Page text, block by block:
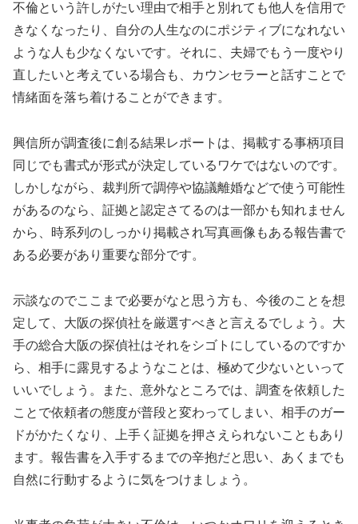
不倫という許しがたい理由で相手と別れても他人を信用で
きなくなったり、自分の人生なのにポジティブになれない
ような人も少なくないです。それに、夫婦でもう一度やり
直したいと考えている場合も、カウンセラーと話すことで
情緒面を落ち着けることができます。
興信所が調査後に創る結果レポートは、掲載する事柄項目
同じでも書式が形式が決定しているワケではないのです。
しかしながら、裁判所で調停や協議離婚などで使う可能性
があるのなら、証拠と認定さてるのは一部かも知れません
から、時系列のしっかり掲載され写真画像もある報告書で
ある必要があり重要な部分です。
示談なのでここまで必要がなと思う方も、今後のことを想
定して、大阪の探偵社を厳選すべきと言えるでしょう。大
手の総合大阪の探偵社はそれをシゴトにしているのですか
ら、相手に露見するようなことは、極めて少ないといって
いいでしょう。また、意外なところでは、調査を依頼した
ことで依頼者の態度が普段と変わってしまい、相手のガー
ドがかたくなり、上手く証拠を押さえられないこともあり
ます。報告書を入手するまでの辛抱だと思い、あくまでも
自然に行動するように気をつけましょう。